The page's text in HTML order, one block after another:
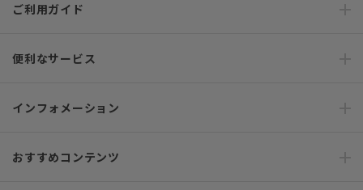
ご利用ガイド
便利なサービス
インフォメーション
おすすめコンテンツ